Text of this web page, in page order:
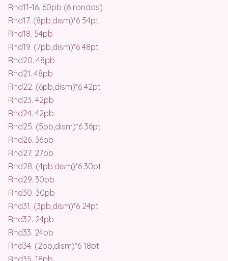
Rnd11-16. 60pb (6 rondas)
Rnd17. (8pb,dism)*6 54pt
Rnd18. 54pb
Rnd19. (7pb,dism)*6 48pt
Rnd20. 48pb
Rnd21. 48pb
Rnd22. (6pb,dism)*6 42pt
Rnd23. 42pb
Rnd24. 42pb
Rnd25. (5pb,dism)*6 36pt
Rnd26. 36pb
Rnd27. 27pb
Rnd28. (4pb,dism)*6 30pt
Rnd29. 30pb
Rnd30. 30pb
Rnd31. (3pb,dism)*6 24pt
Rnd32. 24pb
Rnd33. 24pb
Rnd34. (2pb,dism)*6 18pt